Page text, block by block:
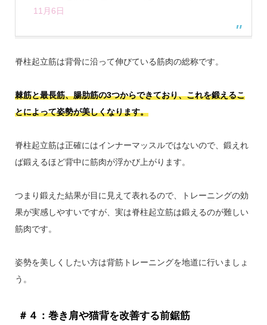
11月6日
脊柱起立筋は背骨に沿って伸びている筋肉の総称です。
棘筋と最長筋、腸肋筋の3つからできており、これを鍛えるこ
とによって姿勢が美しくなります。
脊柱起立筋は正確にはインナーマッスルではないので、鍛えれ
ば鍛えるほど背中に筋肉が浮かび上がります。
つまり鍛えた結果が目に見えて表れるので、トレーニングの効
果が実感しやすいですが、実は脊柱起立筋は鍛えるのが難しい
筋肉です。
姿勢を美しくしたい方は背筋トレーニングを地道に行いましょ
う。
＃４：巻き肩や猫背を改善する前鋸筋